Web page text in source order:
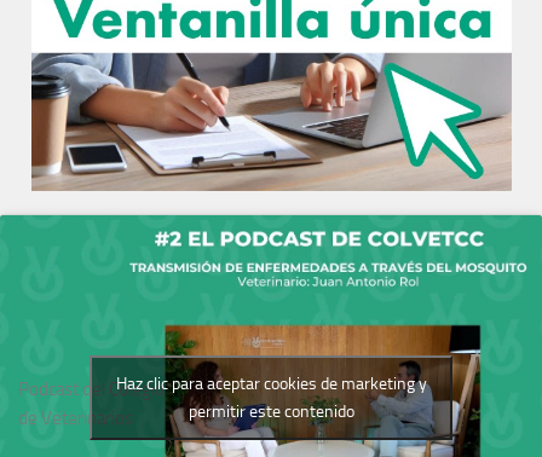
Podcast del Colegio
de Veterinarios
Haz clic para aceptar cookies de marketing y
permitir este contenido